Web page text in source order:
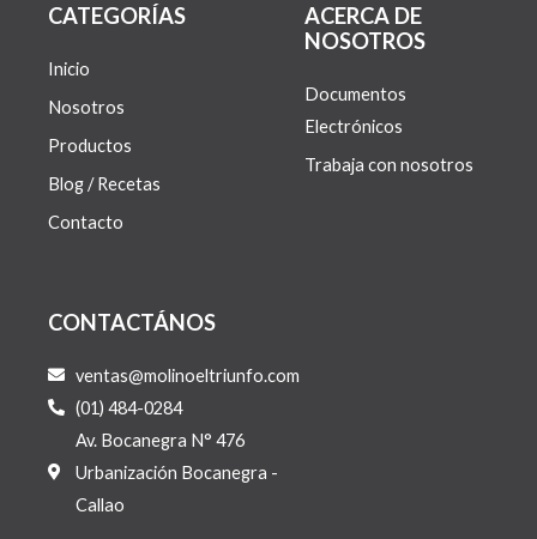
CATEGORÍAS
Inicio
Nosotros
Productos
Blog / Recetas
Contacto
ACERCA DE
NOSOTROS
Documentos
Electrónicos
Trabaja con nosotros
CONTACTÁNOS
ventas@molinoeltriunfo.com
(01) 484-0284
Av. Bocanegra N° 476
Urbanización Bocanegra -
Callao